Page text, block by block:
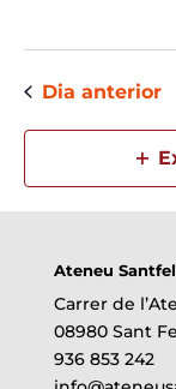
Dia anterior
Ateneu
Carrer de
08980 Sant
936 853 242